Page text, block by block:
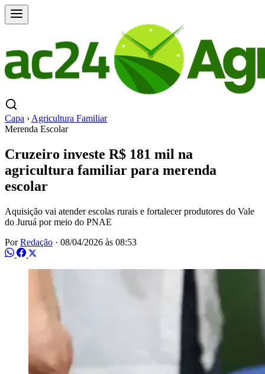
Capa › Agricultura Familiar
Merenda Escolar
Cruzeiro investe R$ 181 mil na
agricultura familiar para merenda
escolar
Aquisição vai atender escolas rurais e fortalecer produtores do Vale
do Juruá por meio do PNAE
PorRedação · 08/04/2026 às 08:53